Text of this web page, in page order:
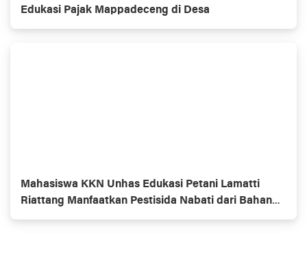
Edukasi Pajak Mappadeceng di Desa
Mahasiswa KKN Unhas Edukasi Petani Lamatti
Riattang Manfaatkan Pestisida Nabati dari Bahan
Alami